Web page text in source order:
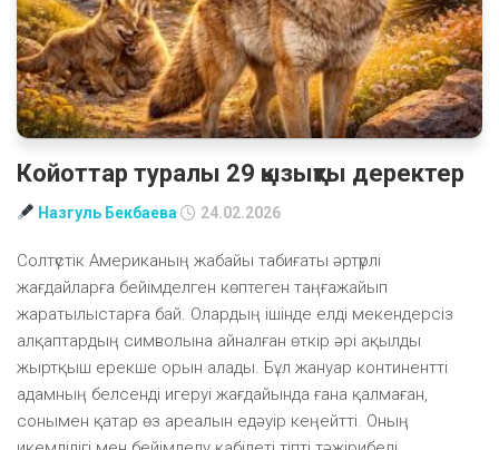
Койоттар туралы 29 қызықты деректер
Назгуль Бекбаева 24.02.2026
Солтүстік Американың жабайы табиғаты әртүрлі
жағдайларға бейімделген көптеген таңғажайып
жаратылыстарға бай. Олардың ішінде елді мекендерсіз
алқаптардың символына айналған өткір әрі ақылды
жыртқыш ерекше орын алады. Бұл жануар континентті
адамның белсенді игеруі жағдайында ғана қалмаған,
сонымен қатар өз ареалын едәуір кеңейтті. Оның